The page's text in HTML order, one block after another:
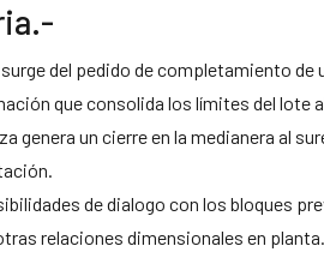
del pedido de completamiento
que consolida los límites del lote
genera un cierre en la medianera al
de dialogo con los bloques
relaciones dimensionales en